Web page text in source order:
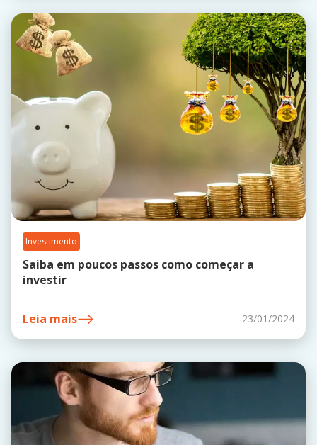
Investimento
Saiba em poucos passos como começar a
investir
Leia mais 23/01/2024